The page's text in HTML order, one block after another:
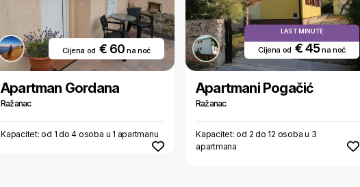
Cijena od € 60na noć
Apartman Gordana
Ražanac
Kapacitet: od 1 do 4 osoba u 1 apartmanu
LAST MINUTE
Cijena od € 45na noć
Apartmani Pogačić
Ražanac
Kapacitet: od 2 do 12 osoba u 3
apartmana